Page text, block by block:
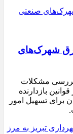
شهرک‌های
مشکلات
بازدارنده
برای تسهیل امور